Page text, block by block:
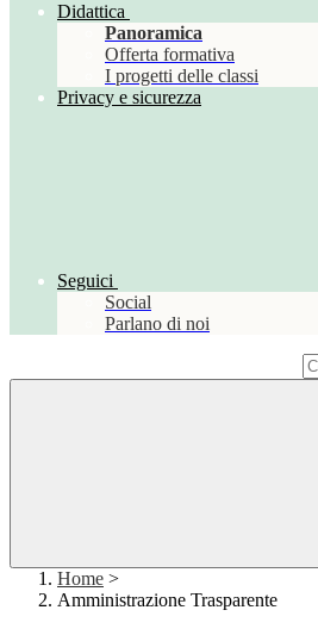
Didattica
Panoramica
Offerta formativa
I progetti delle classi
Privacy e sicurezza
Seguici
Social
Parlano di noi
Home >
Amministrazione Trasparente